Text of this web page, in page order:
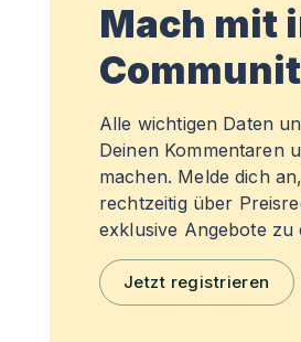
Mach mit
Alle wichtigen Daten
Deinen Kommentaren
machen. Melde dich
rechtzeitig über
exklusive Angebote zu
Jetzt registrieren